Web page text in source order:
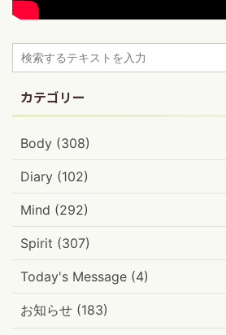
カテゴリー
Body (308)
Diary (102)
Mind (292)
Spirit (307)
Today's Message (4)
お知らせ (183)